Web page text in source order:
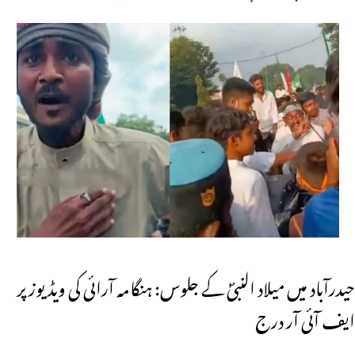
حیدرآباد میں میلاد النبیؐ کے جلوس: ہنگامہ آرائی کی ویڈیوز پر
ایف آئی آر درج